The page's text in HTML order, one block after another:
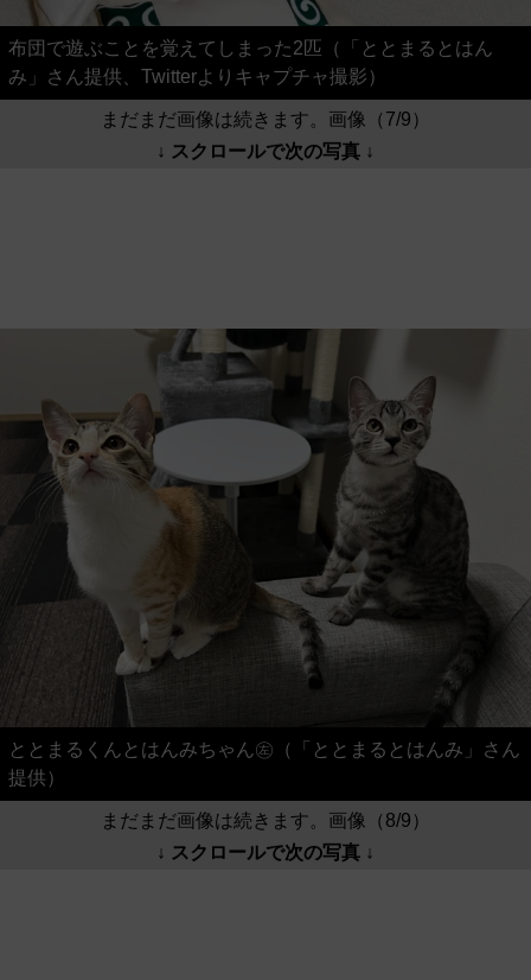
布団で遊ぶことを覚えてしまった2匹（「ととまるとはん
み」さん提供、Twitterよりキャプチャ撮影）
まだまだ画像は続きます。画像（7/9）
↓ スクロールで次の写真 ↓
ととまるくんとはんみちゃん㊧（「ととまるとはんみ」さん
提供）
まだまだ画像は続きます。画像（8/9）
↓ スクロールで次の写真 ↓